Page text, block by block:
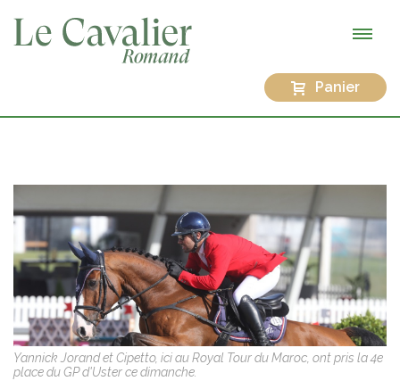
Panier
Yannick Jorand et Cipetto, ici au Royal Tour du Maroc, ont pris la 4e
place du GP d'Uster ce dimanche.